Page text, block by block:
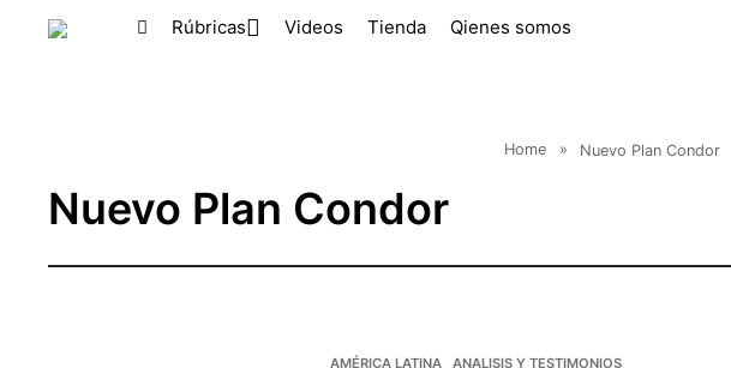
Rúbricas Videos Tienda Qienes somos
Home » Nuevo Plan Condor
Nuevo Plan Condor
AMÉRICA LATINA ANALISIS Y TESTIMONIOS